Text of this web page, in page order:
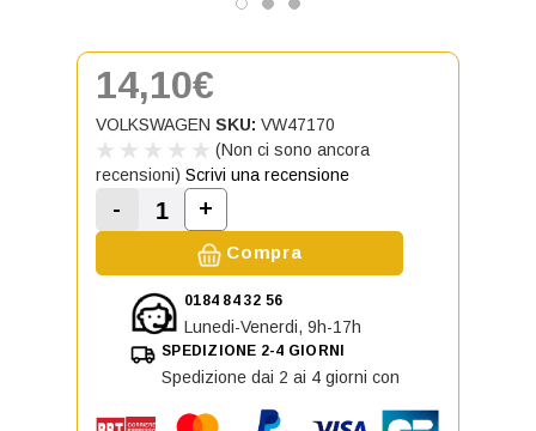
14,10€
VOLKSWAGEN SKU: VW47170
(Non ci sono ancora
recensioni) Scrivi una recensione
Diminuisci la quantità di Locaro Anteriore
-
Aumenta la quantità di Locaro
+
Compra
0184 84 32 56
Lunedi-Venerdi, 9h-17h
SPEDIZIONE 2-4 GIORNI
Spedizione dai 2 ai 4 giorni con